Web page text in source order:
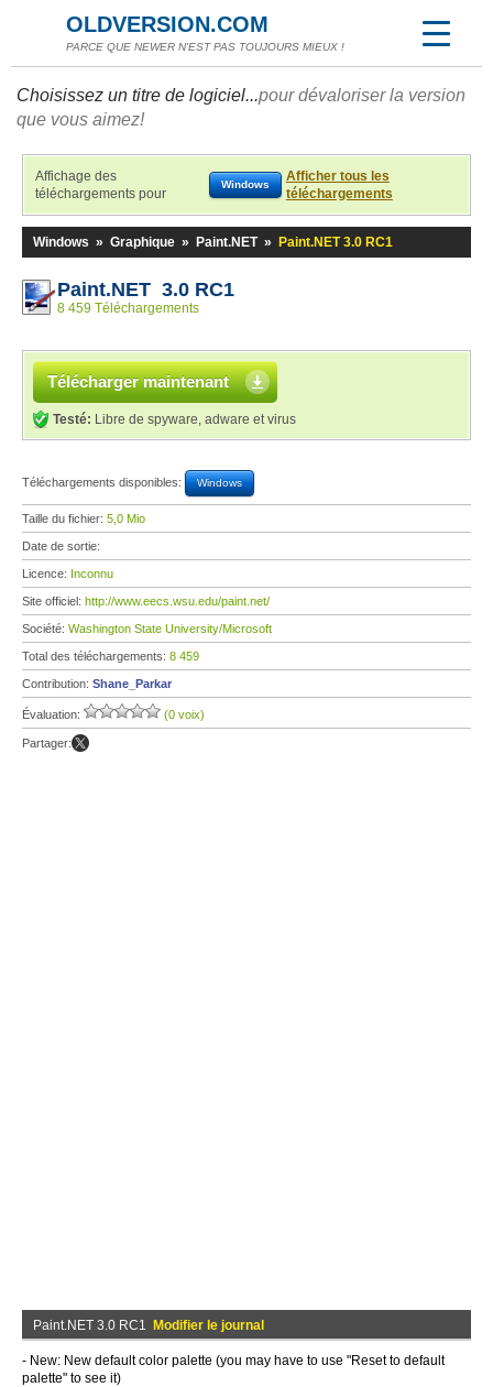
OLDVERSION.COM
PARCE QUE NEWER N'EST PAS TOUJOURS MIEUX !
Choisissez un titre de logiciel...pour dévaloriser la version
que vous aimez!
Affichage des
téléchargements pour
Windows
Afficher tous les
téléchargements
Windows » Graphique » Paint.NET » Paint.NET 3.0 RC1
Paint.NET 3.0 RC1
8 459 Téléchargements
Télécharger maintenant
Testé: Libre de spyware, adware et virus
Téléchargements disponibles: Windows
Taille du fichier: 5,0 Mio
Date de sortie:
Licence: Inconnu
Site officiel: http://www.eecs.wsu.edu/paint.net/
Société: Washington State University/Microsoft
Total des téléchargements: 8 459
Contribution: Shane_Parkar
Évaluation: (0 voix)
Partager:
Paint.NET 3.0 RC1 Modifier le journal
- New: New default color palette (you may have to use "Reset to default
palette" to see it)